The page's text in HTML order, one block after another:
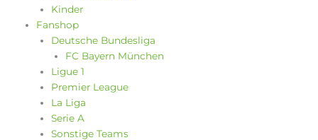
Kinder
Fanshop
Deutsche Bundesliga
FC Bayern München
Ligue 1
Premier League
La Liga
Serie A
Sonstige Teams